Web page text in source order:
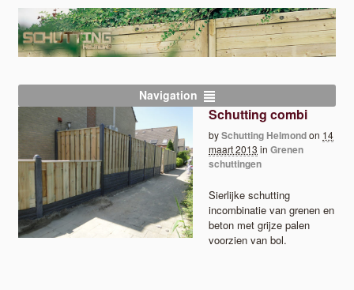
Navigation
Schutting combi
bySchutting Helmondon 14
maart 2013 in Grenen
schuttingen
Sierlijke schutting
incombinatie van grenen en
beton met grijze palen
voorzien van bol.